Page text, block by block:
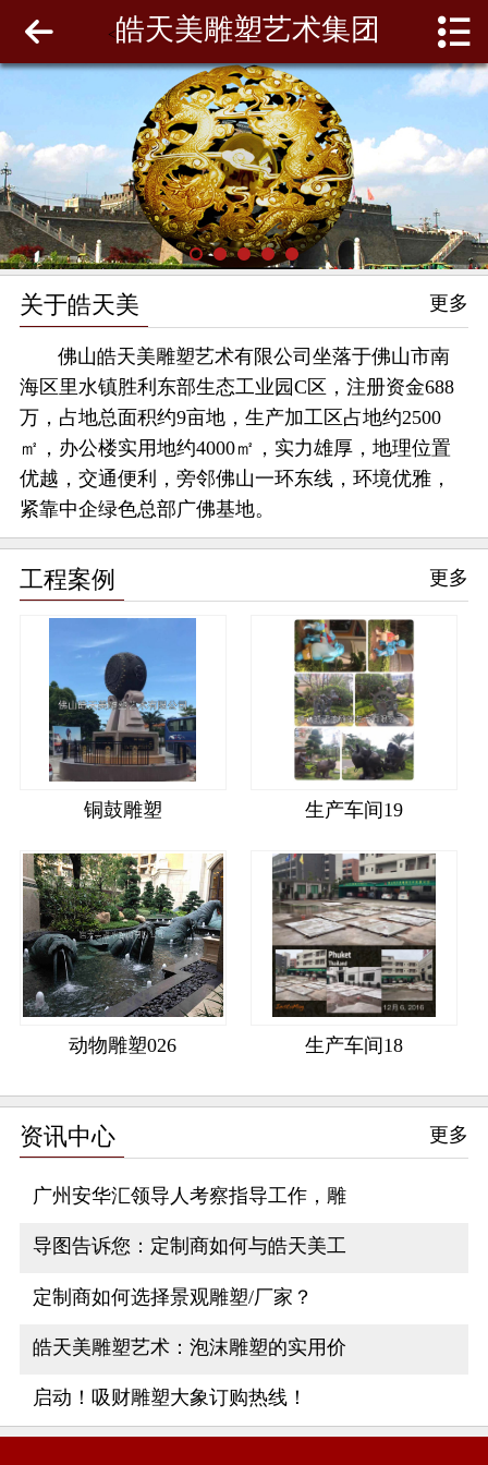
网站首页
最新动态
工程案例
雕塑泥模
<皓天美雕塑艺术集团
关于皓天美 更多
佛山皓天美雕塑艺术有限公司坐落于佛山市南
海区里水镇胜利东部生态工业园C区，注册资金688
万，占地总面积约9亩地，生产加工区占地约2500
㎡，办公楼实用地约4000㎡，实力雄厚，地理位置
优越，交通便利，旁邻佛山一环东线，环境优雅，
紧靠中企绿色总部广佛基地。
工程案例 更多
铜鼓雕塑 生产车间19
动物雕塑026 生产车间18
资讯中心 更多
广州安华汇领导人考察指导工作，雕
导图告诉您：定制商如何与皓天美工
定制商如何选择景观雕塑/厂家？
皓天美雕塑艺术：泡沫雕塑的实用价
启动！吸财雕塑大象订购热线！